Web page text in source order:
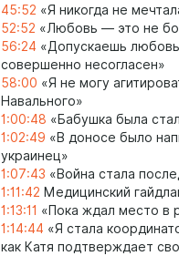
45:52 «Я никогда не
52:52 «Любовь — это не
56:24 «Допускаешь
совершенно несогласен»
58:00 «Я не могу
Навального»
1:00:48 «Бабушка была
1:02:49 «В доносе было
украинец»
1:07:43 «Война стала
1:11:42 Медицинский
1:13:11 «Пока ждал место в
1:14:44 «Я стала
как Катя подтверждает